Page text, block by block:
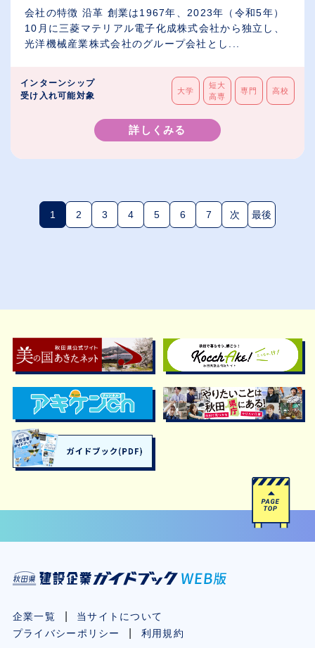
会社の特徴 沿革 創業は1967年、2023年（令和5年）
10月に三菱マテリアル電子化成株式会社から独立し、
光洋機械産業株式会社のグループ会社とし...
インターンシップ
受け入れ可能対象
大学
短大
高専
専門 高校
詳しくみる
1(現在のページ)
2 3 4 5 6 7 次 最後
企業一覧
当サイトについて
プライバシーポリシー
利用規約